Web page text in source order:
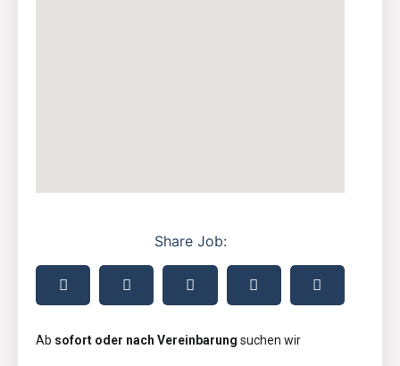
Share Job:
Ab sofort oder nach Vereinbarung suchen wir